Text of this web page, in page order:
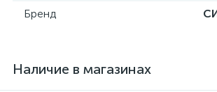
Бренд
Наличие в магазинах